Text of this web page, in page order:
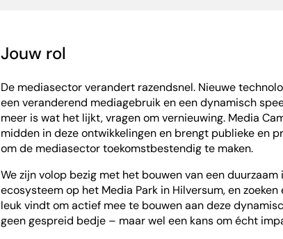
Jouw rol
De mediasector verandert razendsnel. Nieuwe
een veranderend mediagebruik en een dynamisch
meer is wat het lijkt, vragen om vernieuwing. Media
midden in deze ontwikkelingen en brengt publieke en
om de mediasector toekomstbestendig te maken.
We zijn volop bezig met het bouwen van een
ecosysteem op het Media Park in Hilversum, en
leuk vindt om actief mee te bouwen aan deze
geen gespreid bedje – maar wel een kans om écht